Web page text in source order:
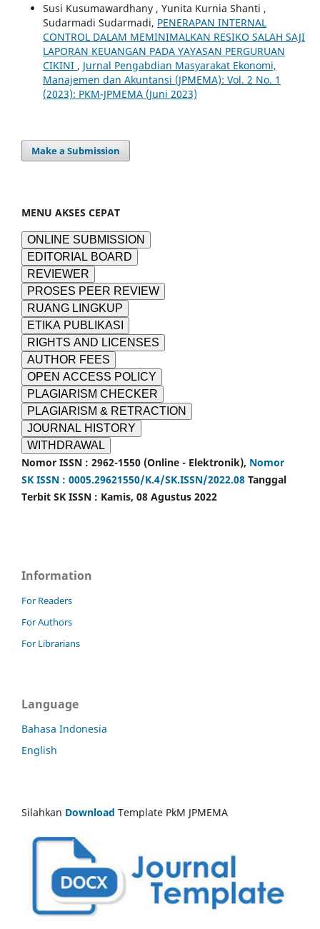
Susi Kusumawardhany , Yunita Kurnia Shanti ,
Sudarmadi Sudarmadi, PENERAPAN INTERNAL
CONTROL DALAM MEMINIMALKAN RESIKO SALAH SAJI
LAPORAN KEUANGAN PADA YAYASAN PERGURUAN
CIKINI , Jurnal Pengabdian Masyarakat Ekonomi,
Manajemen dan Akuntansi (JPMEMA): Vol. 2 No. 1
(2023): PKM-JPMEMA (Juni 2023)
Make a Submission
MENU AKSES CEPAT
ONLINE SUBMISSION
EDITORIAL BOARD
REVIEWER
PROSES PEER REVIEW
RUANG LINGKUP
ETIKA PUBLIKASI
RIGHTS AND LICENSES
AUTHOR FEES
OPEN ACCESS POLICY
PLAGIARISM CHECKER
PLAGIARISM & RETRACTION
JOURNAL HISTORY
WITHDRAWAL
Nomor ISSN : 2962-1550 (Online - Elektronik), Nomor
SK ISSN : 0005.29621550/K.4/SK.ISSN/2022.08 Tanggal
Terbit SK ISSN : Kamis, 08 Agustus 2022
Information
For Readers
For Authors
For Librarians
Language
Bahasa Indonesia
English
Silahkan Download Template PkM JPMEMA